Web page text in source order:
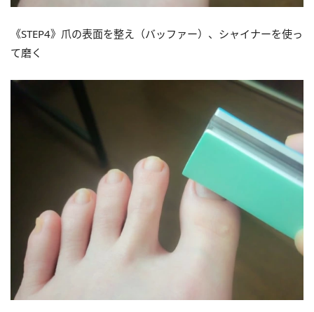
《STEP4》爪の表面を整え（バッファー）、シャイナーを使っ
て磨く